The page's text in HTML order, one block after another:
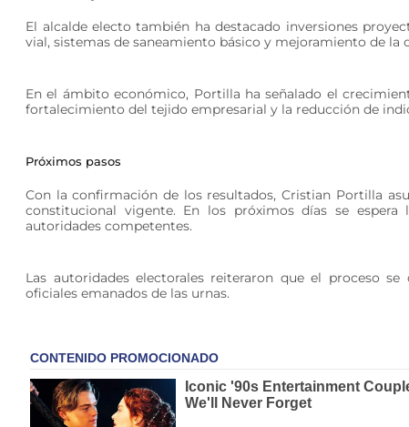
El alcalde electo también ha destacado inversiones
vial, sistemas de saneamiento básico y mejoramiento de la
En el ámbito económico, Portilla ha señalado el
fortalecimiento del tejido empresarial y la reducción de
Próximos pasos
Con la confirmación de los resultados, Cristian Portilla
constitucional vigente. En los próximos días se
autoridades competentes.
Las autoridades electorales reiteraron que el proceso
oficiales emanados de las urnas.